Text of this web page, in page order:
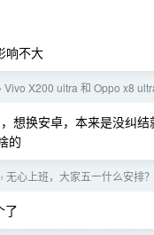
响不大
› Vivo X200 ultra 和 Oppo x8
想换安卓，本来是没纠
的
› 无心上班，大家五一什么安排？
了